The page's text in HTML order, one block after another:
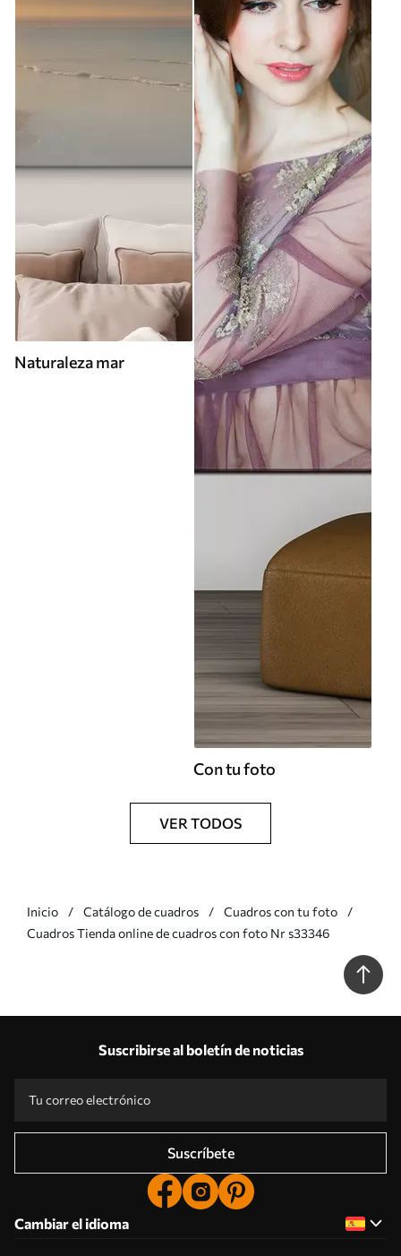
Naturaleza mar
Con tu foto
VER TODOS
Inicio Catálogo de cuadros
Cuadros con tu foto
Cuadros Tienda online de cuadros con foto Nr s33346
Suscribirse al boletín de noticias
Suscríbete
Cambiar el idioma